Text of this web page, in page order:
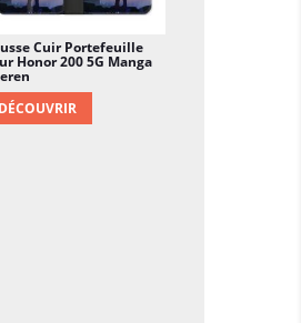
Cuir Portefeuille
Honor 200 5G Manga
DÉCOUVRIR